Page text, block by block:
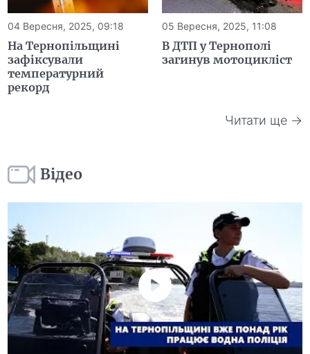
04 Вересня, 2025, 09:18
На Тернопільщині
зафіксували
температурний
рекорд
05 Вересня, 2025, 11:08
В ДТП у Тернополі
загинув мотоцикліст
Читати ще →
Відео